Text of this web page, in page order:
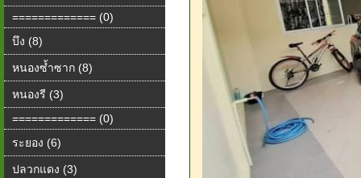
============= (0)
บึง (8)
หนองซ้ำซาก (8)
หนองรี (3)
============= (0)
ระยอง (6)
ปลวกแดง (3)